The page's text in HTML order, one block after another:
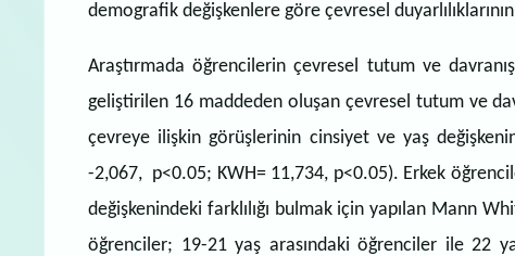
demografik değişkenlere göre çevresel
Araştırmada öğrencilerin çevresel tutum ve
geliştirilen 16 maddeden oluşan çevresel tutum ve
çevreye ilişkin görüşlerinin cinsiyet ve yaş
-2,067, p<0.05; KWH= 11,734, p<0.05). Erkek
değişkenindeki farklılığı bulmak için yapılan Mann
öğrenciler; 19-21 yaş arasındaki öğrenciler ile 22